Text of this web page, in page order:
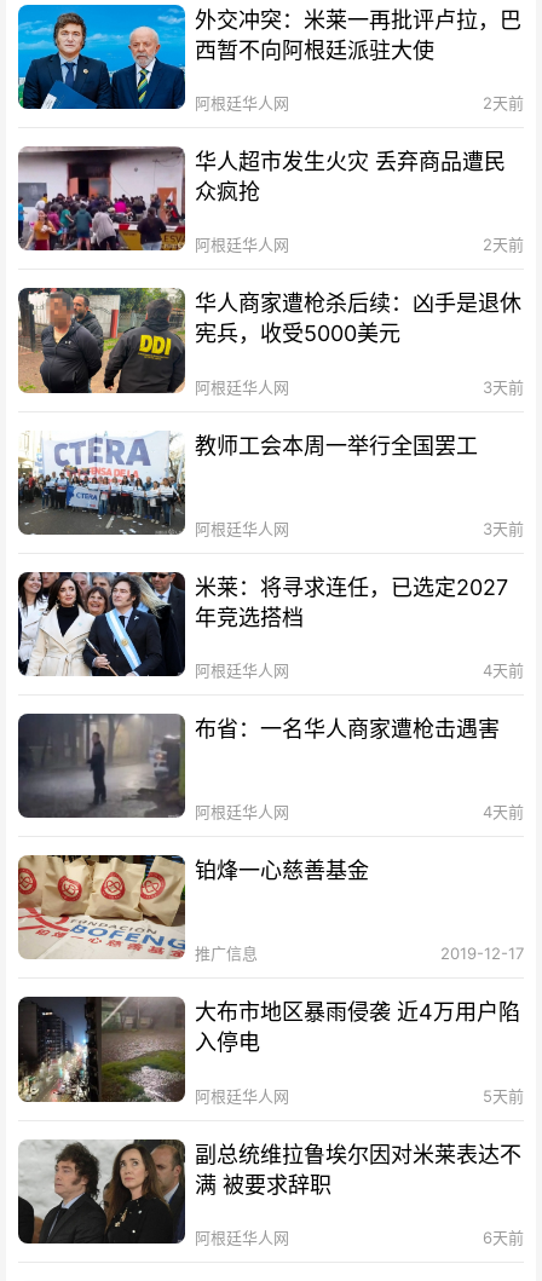
外交冲突：米莱一再批评卢拉，巴
西暂不向阿根廷派驻大使
阿根廷华人网 2天前
华人超市发生火灾 丢弃商品遭民
众疯抢
阿根廷华人网 2天前
华人商家遭枪杀后续：凶手是退休
宪兵，收受5000美元
阿根廷华人网 3天前
教师工会本周一举行全国罢工
阿根廷华人网 3天前
米莱：将寻求连任，已选定2027
年竞选搭档
阿根廷华人网 4天前
布省：一名华人商家遭枪击遇害
阿根廷华人网 4天前
铂烽一心慈善基金
推广信息 2019-12-17
大布市地区暴雨侵袭 近4万用户陷
入停电
阿根廷华人网 5天前
副总统维拉鲁埃尔因对米莱表达不
满 被要求辞职
阿根廷华人网 6天前